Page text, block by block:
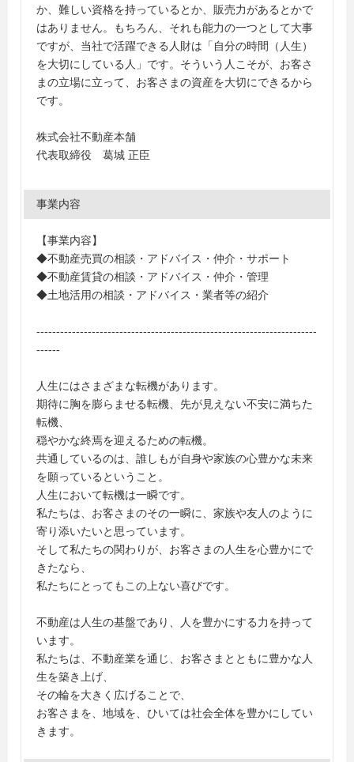
か、難しい資格を持っているとか、販売力があるとかで
はありません。もちろん、それも能力の一つとして大事
ですが、当社で活躍できる人財は「自分の時間（人生）
を大切にしている人」です。そういう人こそが、お客さ
まの立場に立って、お客さまの資産を大切にできるから
です。
株式会社不動産本舗
代表取締役 葛城 正臣
事業内容
【事業内容】
◆不動産売買の相談・アドバイス・仲介・サポート
◆不動産賃貸の相談・アドバイス・仲介・管理
◆土地活用の相談・アドバイス・業者等の紹介
-----------------------------------------------------------------------
------
人生にはさまざまな転機があります。
期待に胸を膨らませる転機、先が見えない不安に満ちた
転機、
穏やかな終焉を迎えるための転機。
共通しているのは、誰しもが自身や家族の心豊かな未来
を願っているということ。
人生において転機は一瞬です。
私たちは、お客さまのその一瞬に、家族や友人のように
寄り添いたいと思っています。
そして私たちの関わりが、お客さまの人生を心豊かにで
きたなら、
私たちにとってもこの上ない喜びです。
不動産は人生の基盤であり、人を豊かにする力を持って
います。
私たちは、不動産業を通じ、お客さまとともに豊かな人
生を築き上げ、
その輪を大きく広げることで、
お客さまを、地域を、ひいては社会全体を豊かにしてい
きます。